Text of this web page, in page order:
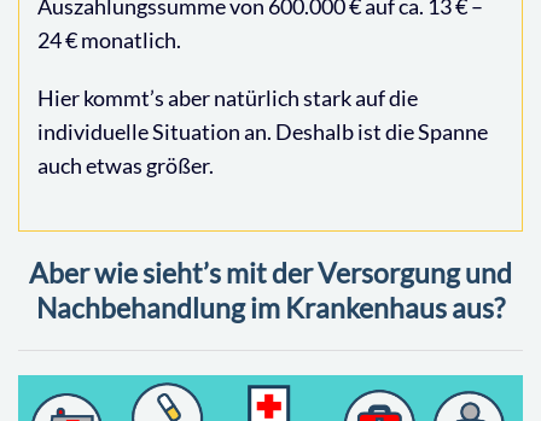
Auszahlungssumme von 600.000 € auf ca. 13 € –
24 € monatlich.
Hier kommt’s aber natürlich stark auf die
individuelle Situation an. Deshalb ist die Spanne
auch etwas größer.
Aber wie sieht’s mit der Versorgung und
Nachbehandlung im Krankenhaus aus?